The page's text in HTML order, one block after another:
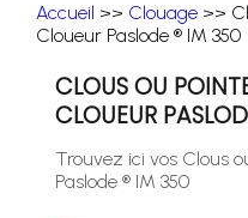
Accueil >> Clouage >>
Cloueur Paslode ® IM 350
CLOUS OU
CLOUEUR
Trouvez ici vos Clous
Paslode ® IM 350